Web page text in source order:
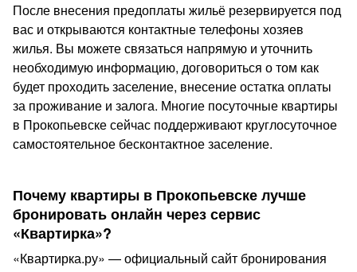
После внесения предоплаты жильё резервируется под
вас и открываются контактные телефоны хозяев
жилья. Вы можете связаться напрямую и уточнить
необходимую информацию, договориться о том как
будет проходить заселение, внесение остатка оплаты
за проживание и залога. Многие посуточные квартиры
в Прокопьевске сейчас поддерживают круглосуточное
самостоятельное бесконтактное заселение.
Почему квартиры в Прокопьевске лучше
бронировать онлайн через сервис
«Квартирка»?
«Квартирка.ру» — официальный сайт бронирования